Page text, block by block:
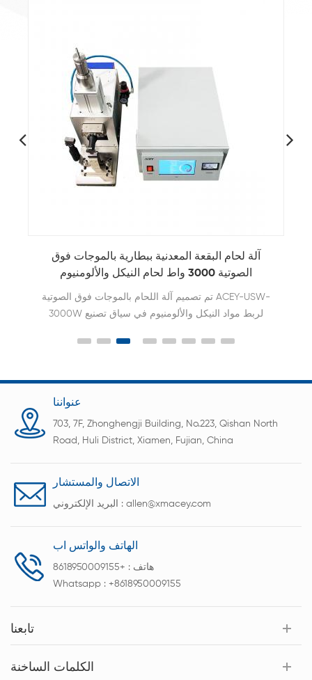
آلة لحام البقعة المعدنية ببطارية بالموجات فوق
الصوتية 3000 واط لحام النيكل والألومنيوم
تم تصميم آلة اللحام بالموجات فوق الصوتية ACEY-USW-
3000W لربط مواد النيكل والألومنيوم في سياق تصنيع
عنواننا
703, 7F, Zhonghengji Building, No.223, Qishan North
Road, Huli District, Xiamen, Fujian, China
الاتصال والمستشار
البريد الإلكتروني : allen@xmacey.com
الهاتف والواتس اب
هاتف : +8618950009155
Whatsapp : +8618950009155
تابعنا
الكلمات الساخنة